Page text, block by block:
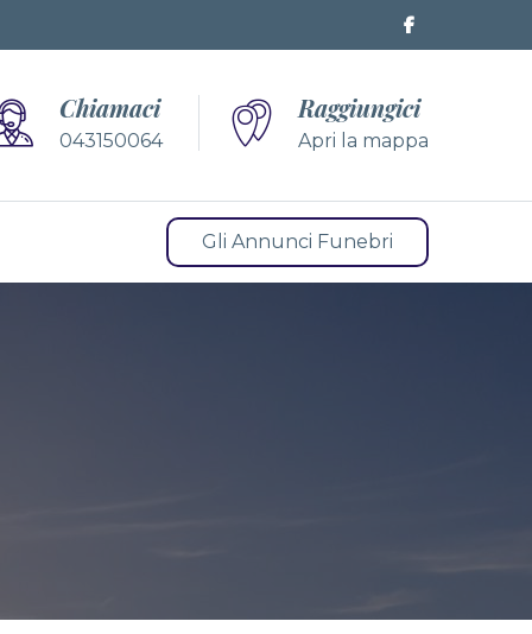
Chiamaci
043150064
Raggiungici
Apri la mappa
Gli Annunci Funebri